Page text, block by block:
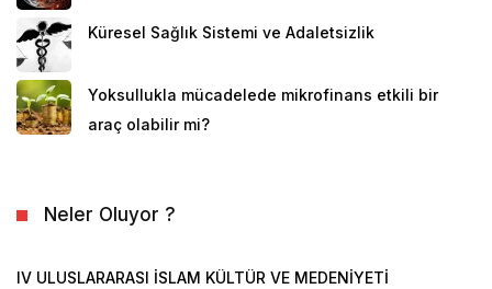
Küresel Sağlık Sistemi ve Adaletsizlik
Yoksullukla mücadelede mikrofinans etkili bir
araç olabilir mi?
Neler Oluyor ?
IV ULUSLARARASI İSLAM KÜLTÜR VE MEDENİYETİ